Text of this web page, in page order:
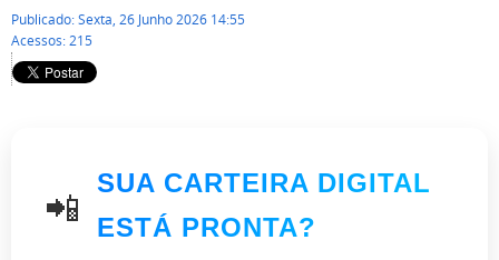
Publicado: Sexta, 26 Junho 2026 14:55
Acessos: 215
📲
SUA CARTEIRA DIGITAL
ESTÁ PRONTA?